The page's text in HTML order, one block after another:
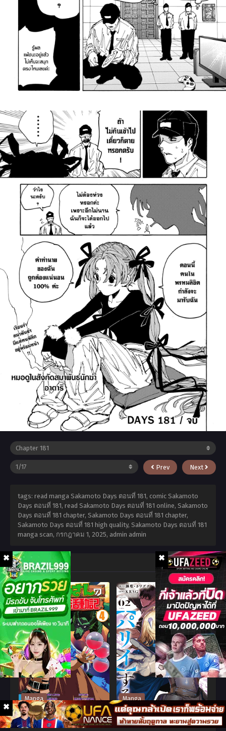
Prev Next
tags: read manga Sakamoto Days ตอนที่ 181, comic Sakamoto
Days ตอนที่ 181, read Sakamoto Days ตอนที่ 181 online, Sakamoto
Days ตอนที่ 181 chapter, Sakamoto Days ตอนที่ 181 chapter,
Sakamoto Days ตอนที่ 181 high quality, Sakamoto Days ตอนที่ 181
manga scan, กรกฎาคม 1, 2025, admin admin
Related Series
Manga
Toaru Ossan no VRMMO
Katsudouki
Manga
Ore wa Subete wo “Parry”
suru ฉันจะ “แพรี่” ให้หมด